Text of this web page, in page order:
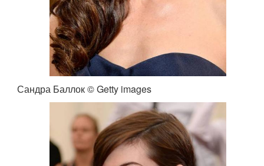
Сандра Баллок © Getty images